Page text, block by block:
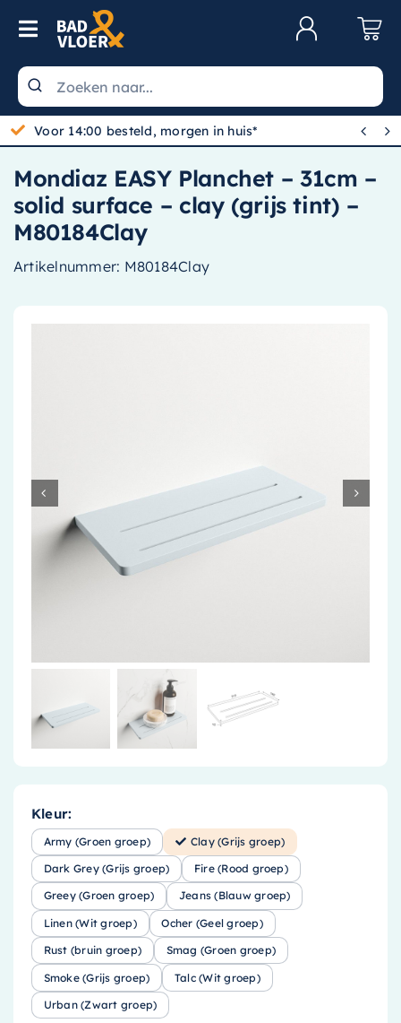
Skip to content
Toggle Navigation
Wastafels
Toiletten
Spiegels
Kranen
Douche
Klimaatbeheersing
PVC
Tegels
Gratis bezorgd vanaf 100,-  
Mondiaz EASY Planchet – 31cm –
solid surface – clay (grijs tint) –
M80184Clay
Artikelnummer: M80184Clay
Kleur:
Army (Groen groep) Clay (Grijs groep)
Dark Grey (Grijs groep) Fire (Rood groep)
Greey (Groen groep) Jeans (Blauw groep)
Linen (Wit groep) Ocher (Geel groep)
Rust (bruin groep) Smag (Groen groep)
Smoke (Grijs groep) Talc (Wit groep)
Urban (Zwart groep)